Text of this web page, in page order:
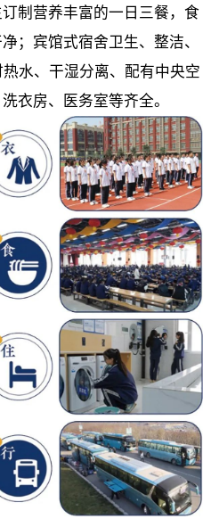
制营养丰富的一日三餐，食
；宾馆式宿舍卫生、整洁、
水、干湿分离、配有中央空
衣房、医务室等齐全。